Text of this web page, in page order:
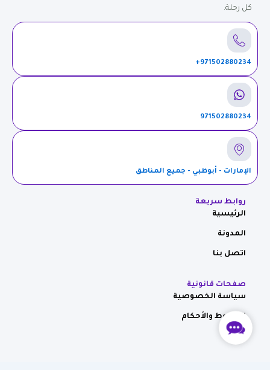
كل رحلة.
971502880234+
971502880234
الإمارات - أبوظبي - جميع المناطق
روابط سريعة
الرئيسية
المدونة
اتصل بنا
صفحات قانونية
سياسة الخصوصية
الشروط والأحكام
Contact
Us